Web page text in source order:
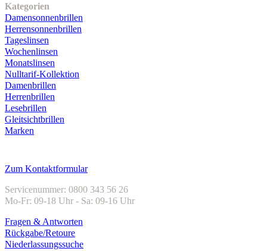
Kategorien
Damensonnenbrillen
Herrensonnenbrillen
Tageslinsen
Wochenlinsen
Monatslinsen
Nulltarif-Kollektion
Damenbrillen
Herrenbrillen
Lesebrillen
Gleitsichtbrillen
Marken
Zum Kontaktformular
Servicenummer: 0800 343 56 26
Mo-Fr: 09-18 Uhr - Sa: 09-16 Uhr
Fragen & Antworten
Rückgabe/Retoure
Niederlassungssuche